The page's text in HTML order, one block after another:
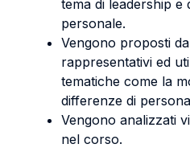
tema di leadership e
personale.
Vengono proposti
rappresentativi ed
tematiche come la
differenze di
Vengono analizzati
nel corso.